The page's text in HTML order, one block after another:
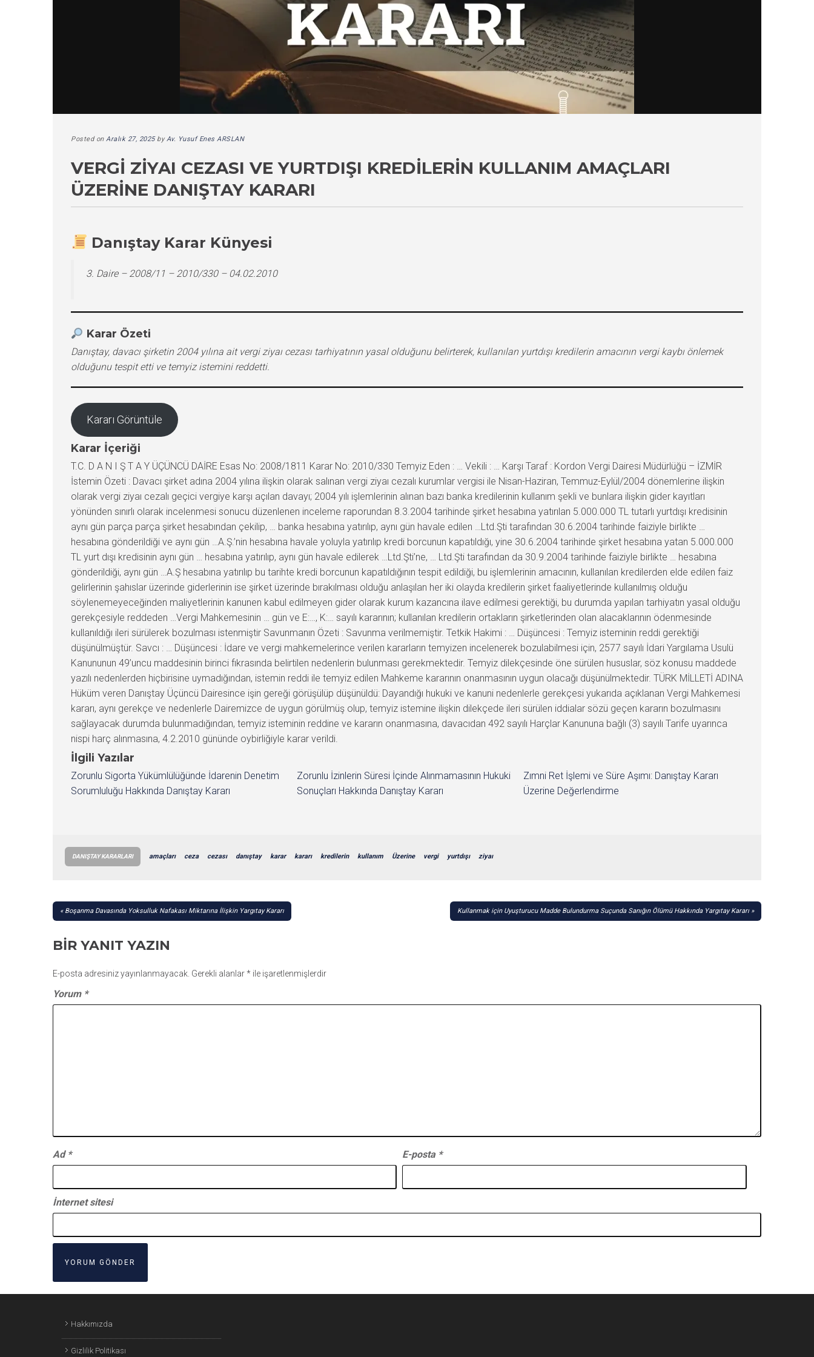
Posted on Aralık 27, 2025byAv. Yusuf Enes ARSLAN
VERGI ZIYAI CEZASI VE YURTDIŞI KREDILERIN KULLANIM AMAÇLARI
ÜZERINE DANIŞTAY KARARI
Danıştay Karar Künyesi
3. Daire – 2008/11 – 2010/330 – 04.02.2010
Karar Özeti
Danıştay, davacı şirketin 2004 yılına ait vergi ziyaı cezası tarhiyatının yasal olduğunu belirterek, kullanılan yurtdışı kredilerin amacının vergi kaybı önlemek
olduğunu tespit etti ve temyiz istemini reddetti.
Kararı Görüntüle
Karar İçeriği
T.C. D A N I Ş T A Y ÜÇÜNCÜ DAİRE Esas No: 2008/1811 Karar No: 2010/330 Temyiz Eden : … Vekili : … Karşı Taraf : Kordon Vergi Dairesi Müdürlüğü – İZMİR
İstemin Özeti : Davacı şirket adına 2004 yılına ilişkin olarak salınan vergi ziyaı cezalı kurumlar vergisi ile Nisan-Haziran, Temmuz-Eylül/2004 dönemlerine ilişkin
olarak vergi ziyaı cezalı geçici vergiye karşı açılan davayı; 2004 yılı işlemlerinin alınan bazı banka kredilerinin kullanım şekli ve bunlara ilişkin gider kayıtları
yönünden sınırlı olarak incelenmesi sonucu düzenlenen inceleme raporundan 8.3.2004 tarihinde şirket hesabına yatırılan 5.000.000 TL tutarlı yurtdışı kredisinin
aynı gün parça parça şirket hesabından çekilip, … banka hesabına yatırılıp, aynı gün havale edilen …Ltd.Şti tarafından 30.6.2004 tarihinde faiziyle birlikte …
hesabına gönderildiği ve aynı gün …A.Ş.’nin hesabına havale yoluyla yatırılıp kredi borcunun kapatıldığı, yine 30.6.2004 tarihinde şirket hesabına yatan 5.000.000
TL yurt dışı kredisinin aynı gün … hesabına yatırılıp, aynı gün havale edilerek …Ltd.Şti’ne, … Ltd.Şti tarafından da 30.9.2004 tarihinde faiziyle birlikte … hesabına
gönderildiği, aynı gün …A.Ş hesabına yatırılıp bu tarihte kredi borcunun kapatıldığının tespit edildiği, bu işlemlerinin amacının, kullanılan kredilerden elde edilen faiz
gelirlerinin şahıslar üzerinde giderlerinin ise şirket üzerinde bırakılması olduğu anlaşılan her iki olayda kredilerin şirket faaliyetlerinde kullanılmış olduğu
söylenemeyeceğinden maliyetlerinin kanunen kabul edilmeyen gider olarak kurum kazancına ilave edilmesi gerektiği, bu durumda yapılan tarhiyatın yasal olduğu
gerekçesiyle reddeden …Vergi Mahkemesinin … gün ve E:…, K:… sayılı kararının; kullanılan kredilerin ortakların şirketlerinden olan alacaklarının ödenmesinde
kullanıldığı ileri sürülerek bozulması istenmiştir Savunmanın Özeti : Savunma verilmemiştir. Tetkik Hakimi : … Düşüncesi : Temyiz isteminin reddi gerektiği
düşünülmüştür. Savcı : … Düşüncesi : İdare ve vergi mahkemelerince verilen kararların temyizen incelenerek bozulabilmesi için, 2577 sayılı İdari Yargılama Usulü
Kanununun 49’uncu maddesinin birinci fıkrasında belirtilen nedenlerin bulunması gerekmektedir. Temyiz dilekçesinde öne sürülen hususlar, söz konusu maddede
yazılı nedenlerden hiçbirisine uymadığından, istemin reddi ile temyiz edilen Mahkeme kararının onanmasının uygun olacağı düşünülmektedir. TÜRK MİLLETİ ADINA
Hüküm veren Danıştay Üçüncü Dairesince işin gereği görüşülüp düşünüldü: Dayandığı hukuki ve kanuni nedenlerle gerekçesi yukarıda açıklanan Vergi Mahkemesi
kararı, aynı gerekçe ve nedenlerle Dairemizce de uygun görülmüş olup, temyiz istemine ilişkin dilekçede ileri sürülen iddialar sözü geçen kararın bozulmasını
sağlayacak durumda bulunmadığından, temyiz isteminin reddine ve kararın onanmasına, davacıdan 492 sayılı Harçlar Kanununa bağlı (3) sayılı Tarife uyarınca
nispi harç alınmasına, 4.2.2010 gününde oybirliğiyle karar verildi.
İlgili Yazılar
Zorunlu Sigorta Yükümlülüğünde İdarenin Denetim
Sorumluluğu Hakkında Danıştay Kararı
Zorunlu İzinlerin Süresi İçinde Alınmamasının Hukuki
Sonuçları Hakkında Danıştay Kararı
Zımni Ret İşlemi ve Süre Aşımı: Danıştay Kararı
Üzerine Değerlendirme
DANIŞTAY KARARLARI amaçları ceza cezası danıştay karar kararı kredilerin kullanım Üzerine vergi yurtdışı ziyaı
YAZI
Boşanma Davasında Yoksulluk Nafakası Miktarına İlişkin Yargıtay Kararı Kullanmak için Uyuşturucu Madde Bulundurma Suçunda Sanığın Ölümü Hakkında Yargıtay Kararı
BIR YANIT YAZIN
E-posta adresiniz yayınlanmayacak. Gerekli alanlar* ile işaretlenmişlerdir
Yorum *
Ad * E-posta *
İnternet sitesi
Hakkımızda
Gizlilik Politikası